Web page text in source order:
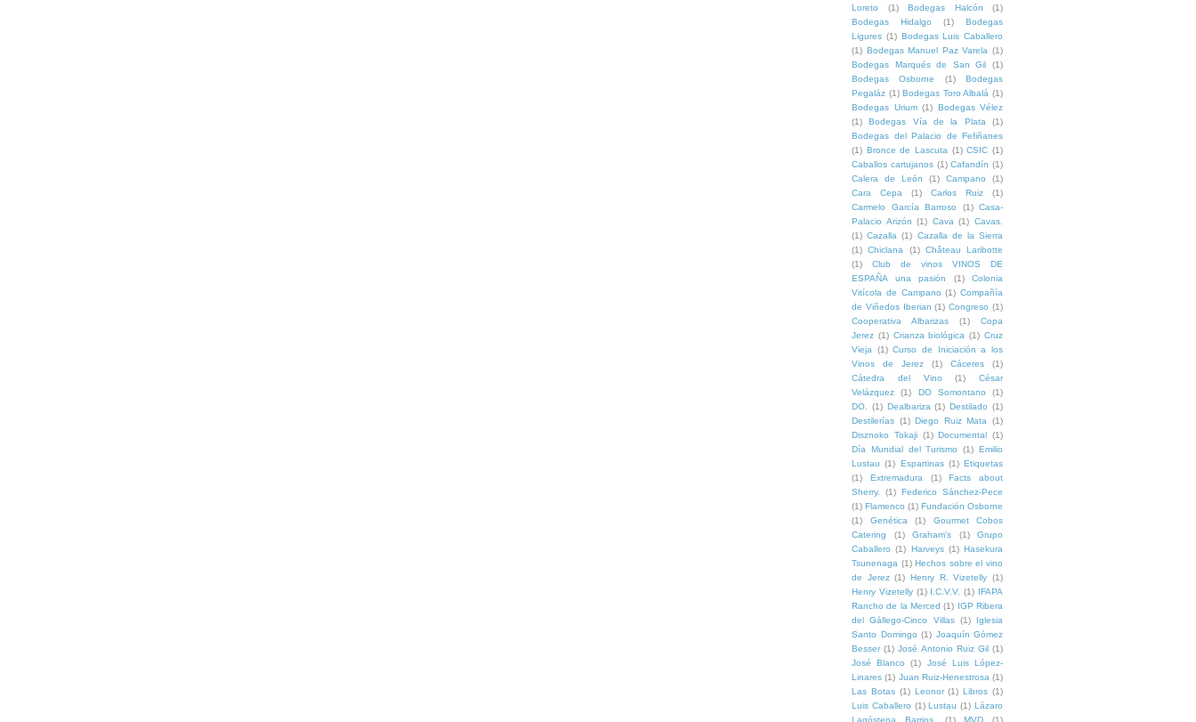
Loreto
(1) Bodegas Halcón
(1)
Bodegas Hidalgo
(1)
Bodegas
Ligures (1) Bodegas Luis Caballero
(1) Bodegas Manuel Paz Varela (1)
Bodegas Marqués de San Gil
(1)
Bodegas Osborne
(1)
Bodegas
Pegaláz (1) Bodegas Toro Albalá (1)
Bodegas Urium (1)
Bodegas Vélez
(1)
Bodegas Vía de la Plata
(1)
Bodegas del Palacio de Fefiñanes
(1) Bronce de Lascuta (1) CSIC (1)
Caballos cartujanos (1) Cafandín (1)
Calera de León
(1) Campano
(1)
Cara Cepa
(1) Carlos Ruiz
(1)
Carmelo García Barroso
(1) Casa-
Palacio Arizón (1) Cava (1) Cavas.
(1) Cazalla (1) Cazalla de la Sierra
(1) Chiclana (1) Château Laribotte
(1)
Club de vinos VINOS DE
ESPAÑA una pasión
(1)
Colonia
Vitícola de Campano (1) Compañía
de Viñedos Iberian (1) Congreso (1)
Cooperativa Albarizas
(1)
Copa
Jerez (1) Crianza biológica (1) Cruz
Vieja (1) Curso de Iniciación a los
Vinos de Jerez
(1) Cáceres
(1)
Cátedra del Vino
(1)
César
Velázquez
(1) DO Somontano
(1)
DO. (1) Dealbariza (1) Destilado (1)
Destilerías (1) Diego Ruiz Mata (1)
Disznoko Tokaji (1) Documental
(1)
Día Mundial del Turismo
(1)
Emilio
Lustau (1) Espartinas (1) Etiquetas
(1)
Extremadura (1)
Facts about
Sherry.
(1)
Federico Sánchez-Pece
(1) Flamenco (1) Fundación Osborne
(1)
Genética (1)
Gourmet Cobos
Catering
(1) Graham's (1)
Grupo
Caballero (1) Harveys (1) Hasekura
Tsunenaga (1) Hechos sobre el vino
de Jerez (1) Henry R. Vizetelly (1)
Henry Vizetelly (1) I.C.V.V. (1)
IFAPA
Rancho de la Merced (1)
IGP Ribera
del Gállego-Cinco Villas (1)
Iglesia
Santo Domingo (1) Joaquín Gómez
Besser (1) José Antonio Ruiz Gil (1)
José Blanco
(1)
José Luis López-
Linares (1) Juan Ruiz-Henestrosa (1)
Las Botas (1) Leonor (1) Libros (1)
Luis Caballero (1) Lustau (1) Lázaro